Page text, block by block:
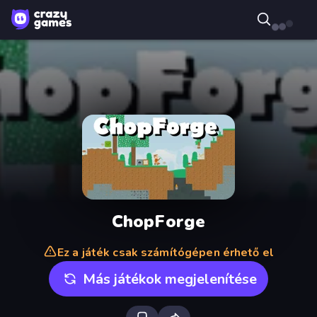
ChopForge
Ez a játék csak számítógépen érhető el
Más játékok megjelenítése